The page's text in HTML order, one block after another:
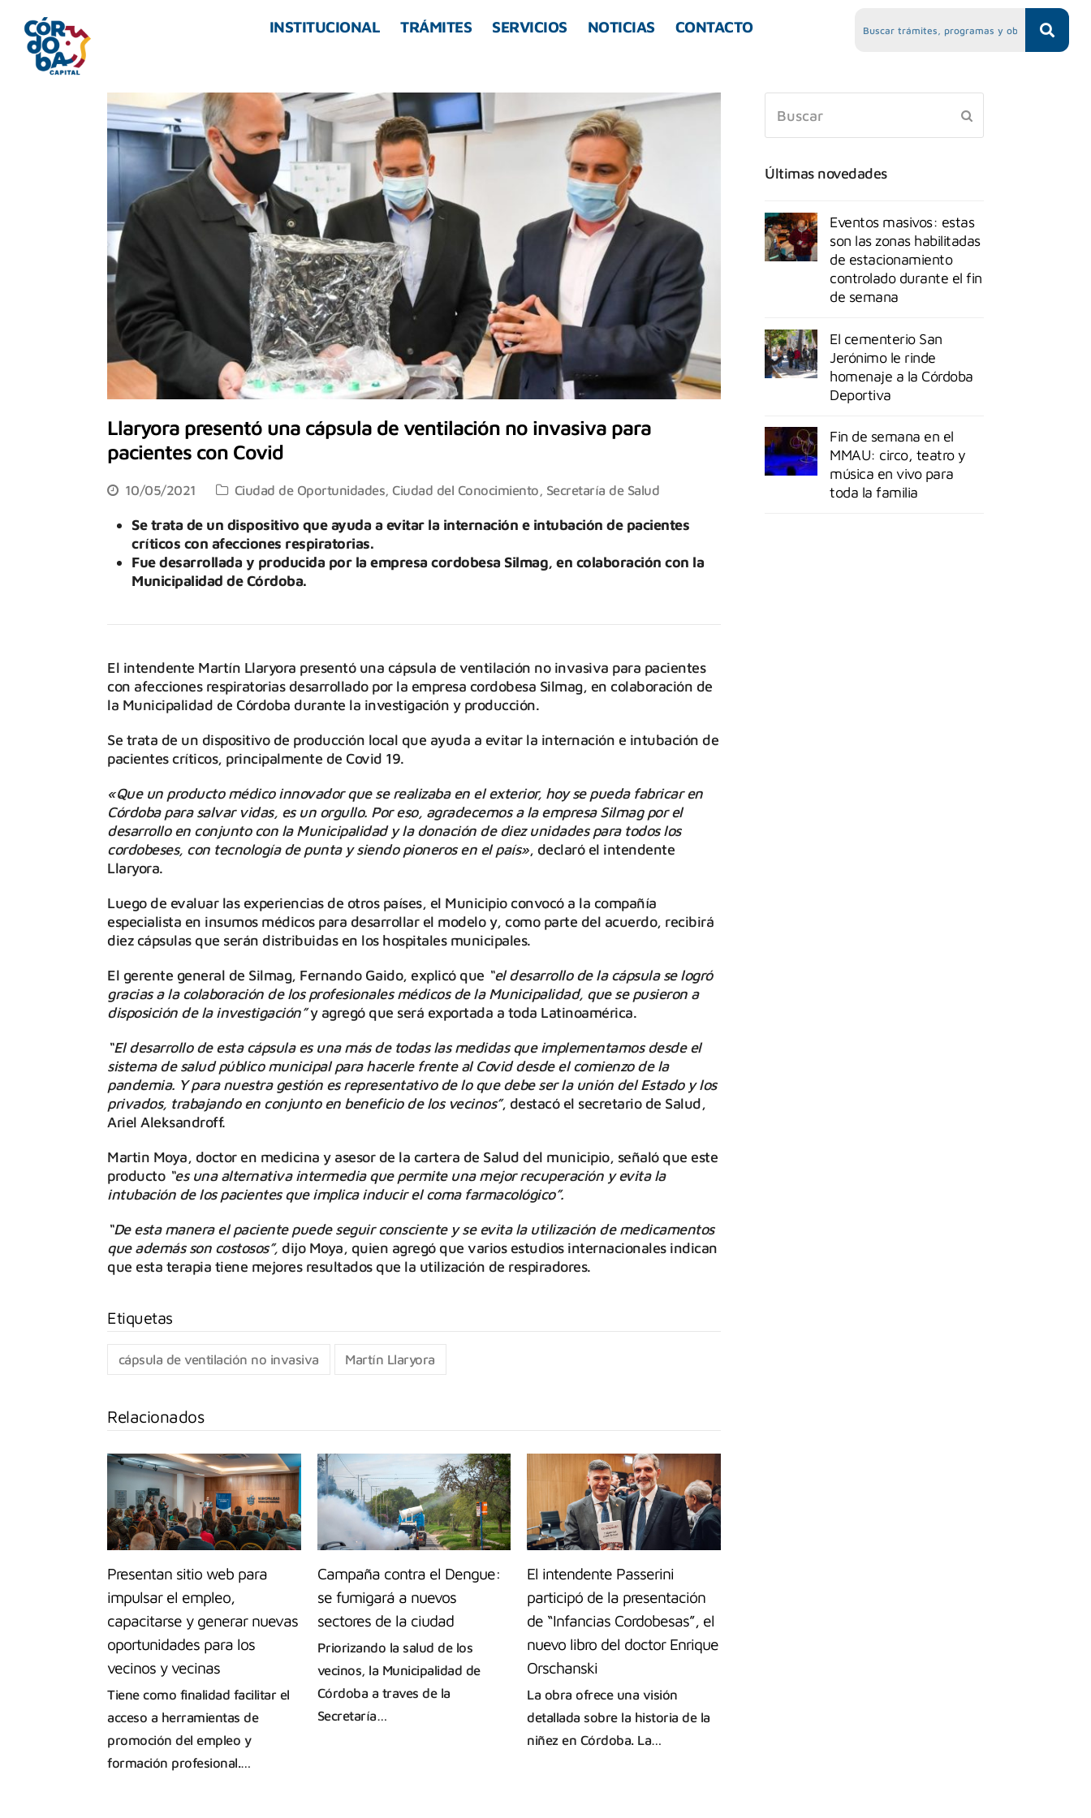
INSTITUCIONAL TRÁMITES SERVICIOS NOTICIAS CONTACTO
Llaryora presentó una cápsula de ventilación no invasiva para
pacientes con Covid
10/05/2021 Ciudad de Oportunidades, Ciudad del Conocimiento, Secretaría de Salud
Se trata de un dispositivo que ayuda a evitar la internación e intubación de pacientes
críticos con afecciones respiratorias.
Fue desarrollada y producida por la empresa cordobesa Silmag, en colaboración con la
Municipalidad de Córdoba.
El intendente Martín Llaryora presentó una cápsula de ventilación no invasiva para pacientes
con afecciones respiratorias desarrollado por la empresa cordobesa Silmag, en colaboración de
la Municipalidad de Córdoba durante la investigación y producción.
Se trata de un dispositivo de producción local que ayuda a evitar la internación e intubación de
pacientes críticos, principalmente de Covid 19.
«Que un producto médico innovador que se realizaba en el exterior, hoy se pueda fabricar en
Córdoba para salvar vidas, es un orgullo. Por eso, agradecemos a la empresa Silmag por el
desarrollo en conjunto con la Municipalidad y la donación de diez unidades para todos los
cordobeses, con tecnología de punta y siendo pioneros en el país», declaró el intendente
Llaryora.
Luego de evaluar las experiencias de otros países, el Municipio convocó a la compañía
especialista en insumos médicos para desarrollar el modelo y, como parte del acuerdo, recibirá
diez cápsulas que serán distribuidas en los hospitales municipales.
El gerente general de Silmag, Fernando Gaido, explicó que “el desarrollo de la cápsula se logró
gracias a la colaboración de los profesionales médicos de la Municipalidad, que se pusieron a
disposición de la investigación”y agregó que será exportada a toda Latinoamérica.
“El desarrollo de esta cápsula es una más de todas las medidas que implementamos desde el
sistema de salud público municipal para hacerle frente al Covid desde el comienzo de la
pandemia. Y para nuestra gestión es representativo de lo que debe ser la unión del Estado y los
privados, trabajando en conjunto en beneficio de los vecinos”, destacó el secretario de Salud,
Ariel Aleksandroff.
Martin Moya, doctor en medicina y asesor de la cartera de Salud del municipio, señaló que este
producto “es una alternativa intermedia que permite una mejor recuperación y evita la
intubación de los pacientes que implica inducir el coma farmacológico”.
“De esta manera el paciente puede seguir consciente y se evita la utilización de medicamentos
que además son costosos”, dijo Moya, quien agregó que varios estudios internacionales indican
que esta terapia tiene mejores resultados que la utilización de respiradores.
cápsula de ventilación no invasiva Martín Llaryora
Relacionados
Presentan sitio web para
impulsar el empleo,
capacitarse y generar nuevas
oportunidades para los
vecinos y vecinas
Tiene como finalidad facilitar el
acceso a herramientas de
promoción del empleo y
formación profesional.…
Campaña contra el Dengue:
se fumigará a nuevos
sectores de la ciudad
Priorizando la salud de los
vecinos, la Municipalidad de
Córdoba a traves de la
Secretaría…
El intendente Passerini
participó de la presentación
de “Infancias Cordobesas”, el
nuevo libro del doctor Enrique
Orschanski
La obra ofrece una visión
detallada sobre la historia de la
niñez en Córdoba. La…
Últimas novedades
Eventos masivos: estas
son las zonas habilitadas
de estacionamiento
controlado durante el fin
de semana
El cementerio San
Jerónimo le rinde
homenaje a la Córdoba
Deportiva
Fin de semana en el
MMAU: circo, teatro y
música en vivo para
toda la familia